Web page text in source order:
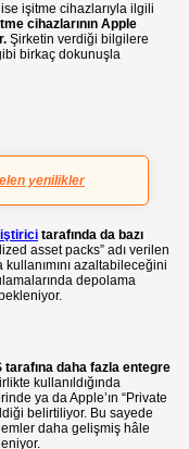
işitme cihazlarıyla ilgili
cihazlarının Apple
Şirketin verdiği bilgilere
birkaç dokunuşla
yenilikler
tarafında da bazı
asset packs” adı verilen
azaltabileceğini
depolama
daha fazla entegre
kullanıldığında
ya da Apple’ın “Private
belirtiliyor. Bu sayede
daha gelişmiş hâle